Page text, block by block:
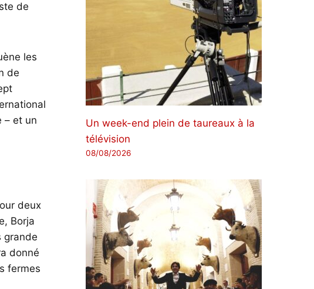
de
les
de
– et un
deux
Borja
grande
donné
fermes
Un week-end plein de taureaux à la
télévision
08/08/2026